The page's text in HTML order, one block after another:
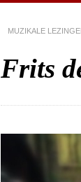
MUZIKALE
Frits